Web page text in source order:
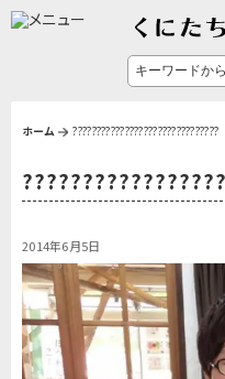
ホーム ???????????????????????????????
2014年6月5日